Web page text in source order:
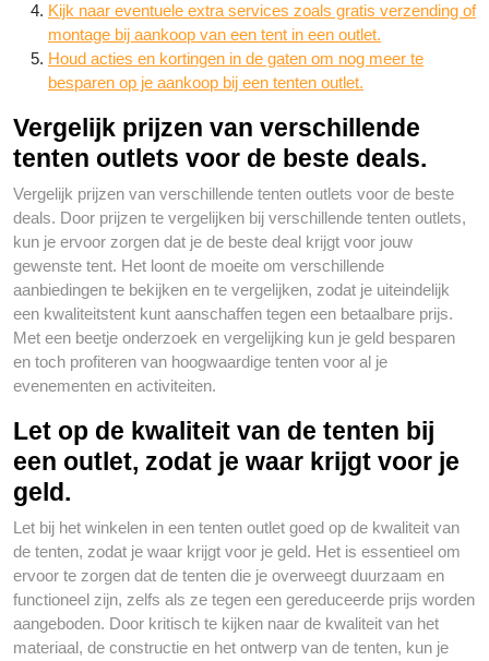
Kijk naar eventuele extra services zoals gratis verzending of
montage bij aankoop van een tent in een outlet.
Houd acties en kortingen in de gaten om nog meer te
besparen op je aankoop bij een tenten outlet.
Vergelijk prijzen van verschillende
tenten outlets voor de beste deals.
Vergelijk prijzen van verschillende tenten outlets voor de beste
deals. Door prijzen te vergelijken bij verschillende tenten outlets,
kun je ervoor zorgen dat je de beste deal krijgt voor jouw
gewenste tent. Het loont de moeite om verschillende
aanbiedingen te bekijken en te vergelijken, zodat je uiteindelijk
een kwaliteitstent kunt aanschaffen tegen een betaalbare prijs.
Met een beetje onderzoek en vergelijking kun je geld besparen
en toch profiteren van hoogwaardige tenten voor al je
evenementen en activiteiten.
Let op de kwaliteit van de tenten bij
een outlet, zodat je waar krijgt voor je
geld.
Let bij het winkelen in een tenten outlet goed op de kwaliteit van
de tenten, zodat je waar krijgt voor je geld. Het is essentieel om
ervoor te zorgen dat de tenten die je overweegt duurzaam en
functioneel zijn, zelfs als ze tegen een gereduceerde prijs worden
aangeboden. Door kritisch te kijken naar de kwaliteit van het
materiaal, de constructie en het ontwerp van de tenten, kun je